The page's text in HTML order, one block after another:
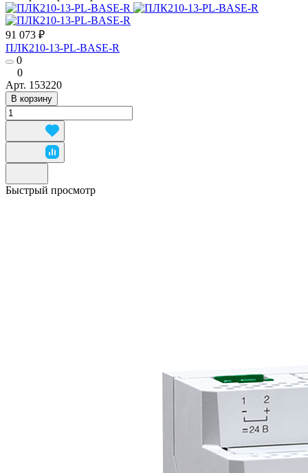
91 073 ₽
ПЛК210-13-PL-BASE-R
0
0
Арт. 153220
В корзину
Быстрый просмотр